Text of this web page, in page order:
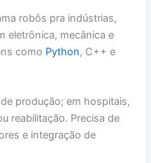
robôs pra indústrias,
eletrônica, mecânica e
como Python, C++ e
produção; em hospitais,
reabilitação. Precisa de
e integração de